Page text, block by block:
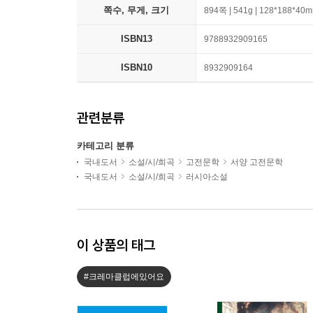
쪽수, 무게, 크기 894쪽 | 541g |
ISBN13 9788932909165
ISBN10 8932909164
관련분류
카테고리 분류
국내도서 소설/시/희곡 고전문학
서양 고전문학
국내도서
소설/시/희곡 러시아소설
이 상품의 태그
#크레마클럽에있어요